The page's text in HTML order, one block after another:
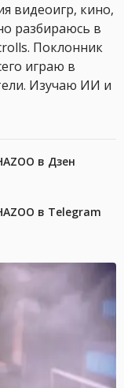
видеоигр, кино,
разбираюсь в
Поклонник
играю в
Изучаю ИИ и
в Дзен
в Telegram